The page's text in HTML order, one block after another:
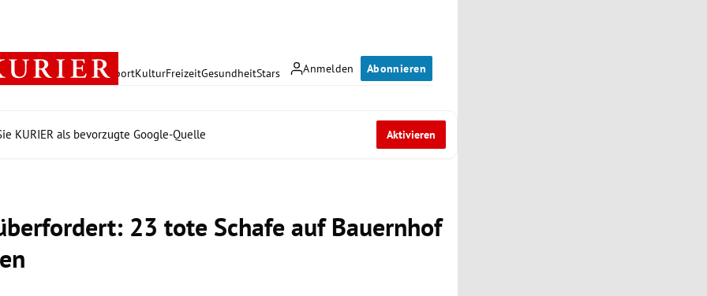
Anmelden Abonnieren
PolitikWirtschaft SportKulturFreizeitGesundheitStars
KURIER als bevorzugte Google-Quelle Aktivieren
23 tote Schafe auf Bauernhof